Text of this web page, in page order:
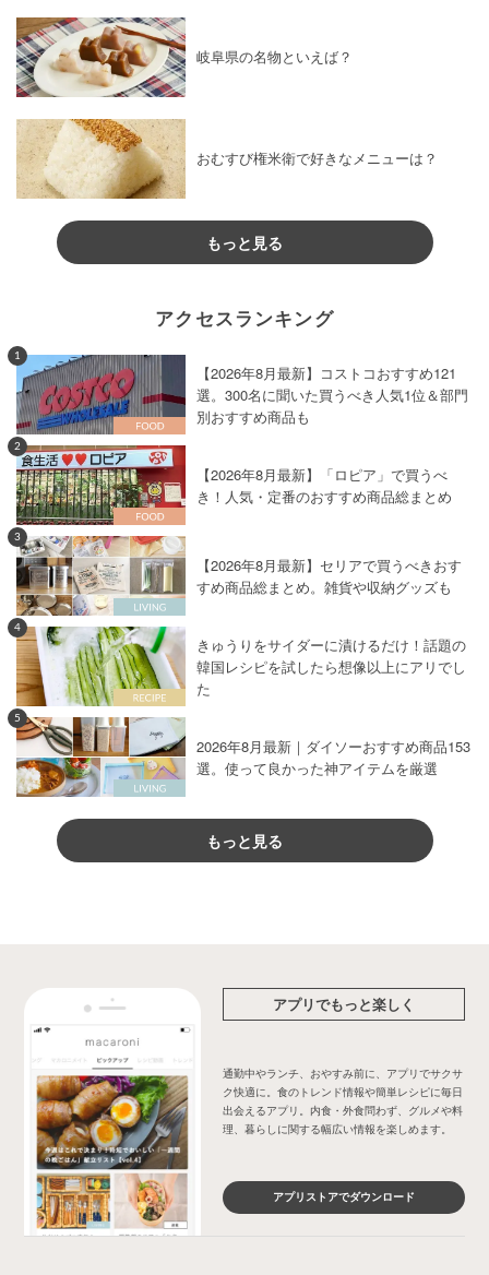
岐阜県の名物といえば？
おむすび権米衛で好きなメニューは？
もっと見る
アクセスランキング
1
【2026年8月最新】コストコおすすめ121
選。300名に聞いた買うべき人気1位＆部門
別おすすめ商品も
2
【2026年8月最新】「ロピア」で買うべ
き！人気・定番のおすすめ商品総まとめ
3
【2026年8月最新】セリアで買うべきおす
すめ商品総まとめ。雑貨や収納グッズも
4
きゅうりをサイダーに漬けるだけ！話題の
韓国レシピを試したら想像以上にアリでし
た
5
2026年8月最新｜ダイソーおすすめ商品153
選。使って良かった神アイテムを厳選
もっと見る
アプリでもっと楽しく
通勤中やランチ、おやすみ前に、アプリでサクサ
ク快適に。食のトレンド情報や簡単レシピに毎日
出会えるアプリ。内食・外食問わず、グルメや料
理、暮らしに関する幅広い情報を楽しめます。
アプリストアでダウンロード